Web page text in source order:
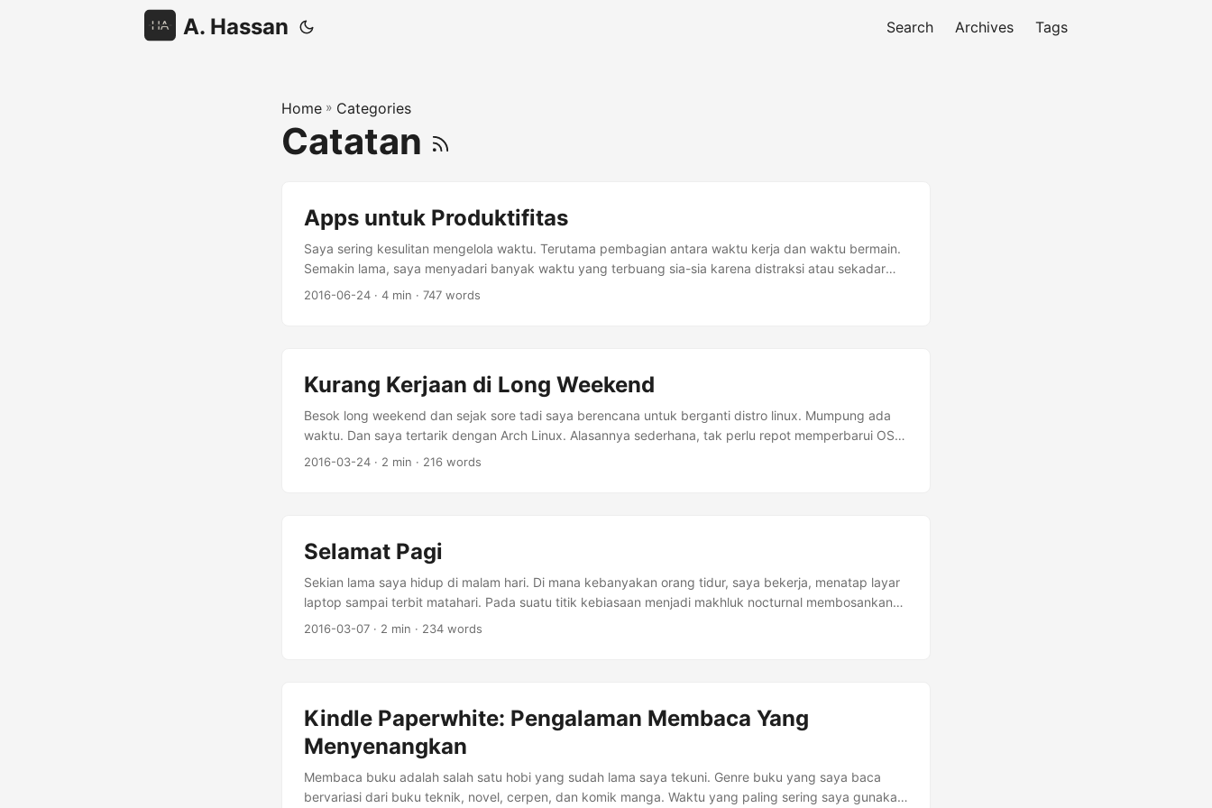
A. Hassan Search Archives Tags
Home » Categories
Catatan
Apps untuk Produktifitas
Saya sering kesulitan mengelola waktu. Terutama pembagian antara waktu kerja dan waktu bermain.
Semakin lama, saya menyadari banyak waktu yang terbuang sia-sia karena distraksi atau sekadar
melamun, atau molor sepanjang hari. ...
2016-06-24 · 4 min · 747 words
Kurang Kerjaan di Long Weekend
Besok long weekend dan sejak sore tadi saya berencana untuk berganti distro linux. Mumpung ada
waktu. Dan saya tertarik dengan Arch Linux. Alasannya sederhana, tak perlu repot memperbarui OS
setiap dua tahun. ...
2016-03-24 · 2 min · 216 words
Selamat Pagi
Sekian lama saya hidup di malam hari. Di mana kebanyakan orang tidur, saya bekerja, menatap layar
laptop sampai terbit matahari. Pada suatu titik kebiasaan menjadi makhluk nocturnal membosankan
dan merugikan. Saya tak bisa mengatur waktu dengan efisien, tergesa-gesa karena kesiangan
2016-03-07 · 2 min · 234 words
Kindle Paperwhite: Pengalaman Membaca Yang
Menyenangkan
Membaca buku adalah salah satu hobi yang sudah lama saya tekuni. Genre buku yang saya baca
bervariasi dari buku teknik, novel, cerpen, dan komik manga. Waktu yang paling sering saya gunakan